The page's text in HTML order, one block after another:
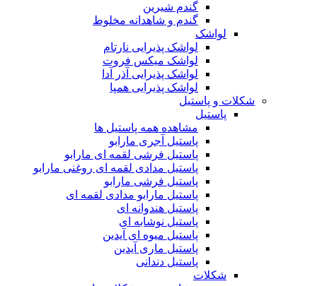
گندم شیرین
گندم و شاهدانه مخلوط
لواشک
لواشک پذیرایی نارتام
لواشک میکس فروت
لواشک پذیرایی آذر آدا
لواشک پذیرایی همپا
شکلات و پاستیل
پاستیل
مشاهده همه پاستیل ها
پاستیل آجری مارابو
پاستیل فرشی لقمه ای مارابو
پاستیل مدادی لقمه ای روغنی مارابو
پاستیل فرشی مارابو
پاستیل مارابو مدادی لقمه ای
پاستیل هندوانه ای
پاستیل نوشابه ای
پاستیل میوه ای آیدین
پاستیل ماری آیدین
پاستیل دندانی
شکلات